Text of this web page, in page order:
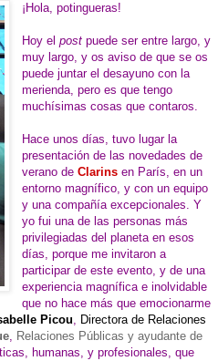
¡Hola, potingueras!
Hoy elpost puede ser entre largo, y
muy largo, y os aviso de que se os
puede juntar el desayuno con la
merienda, pero es que tengo
muchísimas cosas que contaros.
Hace unos días, tuvo lugar la
presentación de las novedades de
verano deClarins en París, en un
entorno magnífico, y con un equipo
y una compañía excepcionales. Y
yo fui una de las personas más
privilegiadas del planeta en esos
días, porque me invitaron a
participar de este evento, y de una
experiencia magnífica e inolvidable
que no hace más que emocionarme
Picou, Directora de Relaciones
, Relaciones Públicas y ayudante de
humanas, y profesionales, que